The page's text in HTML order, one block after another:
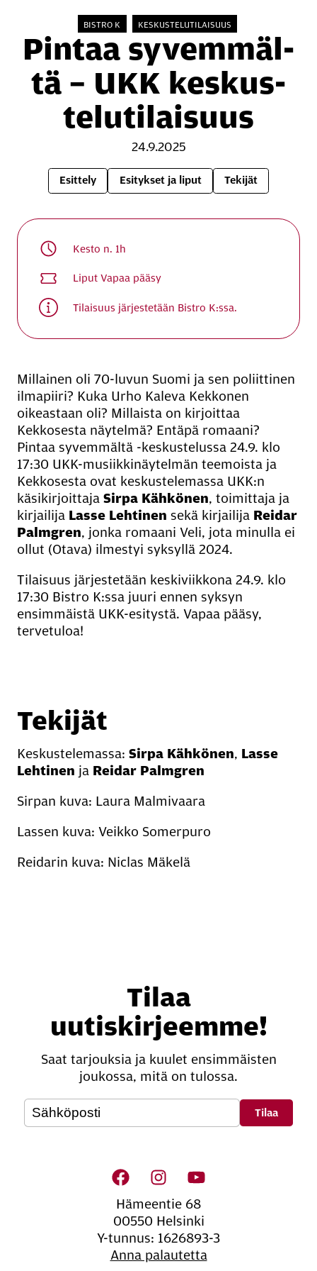
BISTRO K KESKUSTELUTILAISUUS
Pintaa sy­vem­mäl­
tä – UKK kes­kus­
te­lu­ti­lai­suus
24.9.2025
Esittely Esitykset ja liput Tekijät
Kesto n. 1h
Liput Vapaa pääsy
Tilaisuus järjestetään Bistro K:ssa.
Millainen oli 70-luvun Suomi ja sen poliittinen
ilmapiiri? Kuka Urho Kaleva Kekkonen
oikeastaan oli? Millaista on kirjoittaa
Kekkosesta näytelmä? Entäpä romaani?
Pintaa syvemmältä -keskustelussa 24.9. klo
17:30 UKK-musiikkinäytelmän teemoista ja
Kekkosesta ovat keskustelemassa UKK:n
käsikirjoittaja Sirpa Kähkönen, toimittaja ja
kirjailija Lasse Lehtinen sekä kirjailija Reidar
Palmgren, jonka romaani Veli, jota minulla ei
ollut (Otava) ilmestyi syksyllä 2024.
Tilaisuus järjestetään keskiviikkona 24.9. klo
17:30 Bistro K:ssa juuri ennen syksyn
ensimmäistä UKK-esitystä. Vapaa pääsy,
tervetuloa!
Tekijät
Keskustelemassa: Sirpa Kähkönen, Lasse
Lehtinen ja Reidar Palmgren
Sirpan kuva: Laura Malmivaara
Lassen kuva: Veikko Somerpuro
Reidarin kuva: Niclas Mäkelä
Tilaa
uutiskirjeemme!
Saat tarjouksia ja kuulet ensimmäisten
joukossa, mitä on tulossa.
Oheis­si­säl­lön na­vi­goin­ti
Hämeentie 68
00550 Helsinki
Y-tunnus: 1626893-3
Anna palautetta